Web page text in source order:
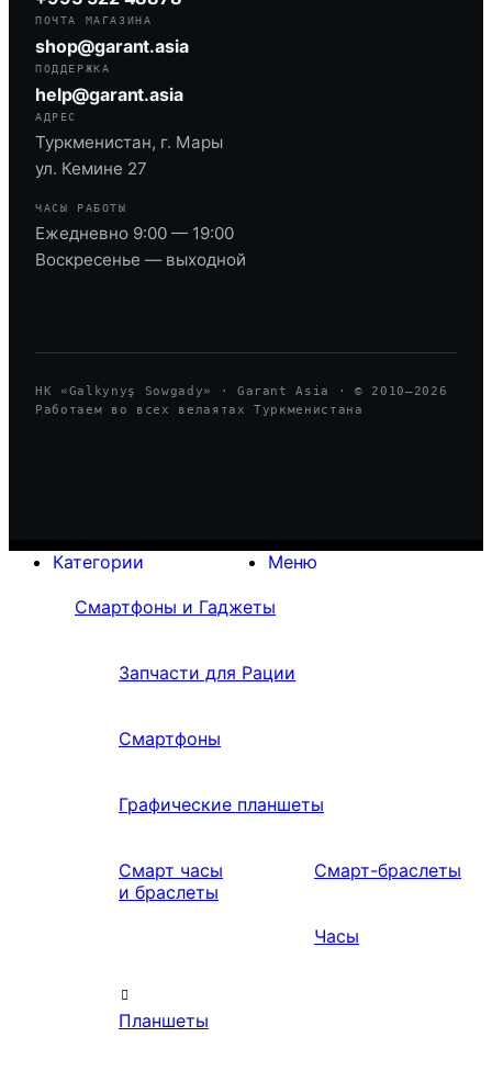
ПОЧТА МАГАЗИНА
shop@garant.asia
ПОДДЕРЖКА
help@garant.asia
АДРЕС
Туркменистан, г. Мары
ул. Кемине 27
ЧАСЫ РАБОТЫ
Ежедневно 9:00 — 19:00
Воскресенье — выходной
HK «Galkynyş Sowgady» · Garant Asia · © 2010—2026
Работаем во всех велаятах Туркменистана
Меню
Категории
Смартфоны и Гаджеты
Запчасти для Рации
Смартфоны
Графические планшеты
Смарт часы
и браслеты
Смарт-браслеты
Часы
Планшеты